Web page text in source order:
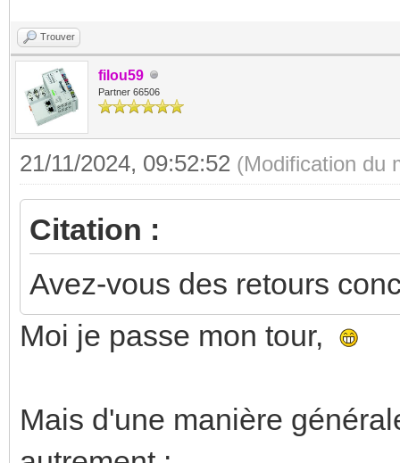
Trouver
filou59
Partner 66506
21/11/2024, 09:52:52 (Modification du
Citation :
Avez-vous des retours
Moi je passe mon tour,
Mais d'une manière